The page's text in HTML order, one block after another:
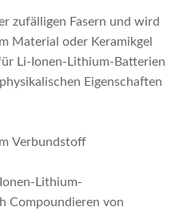
zufälligen Fasern und wird
Material oder Keramikgel
Li-Ionen-Lithium-Batterien
Eigenschaften
Verbundstoff
Lithium-
Compoundieren von